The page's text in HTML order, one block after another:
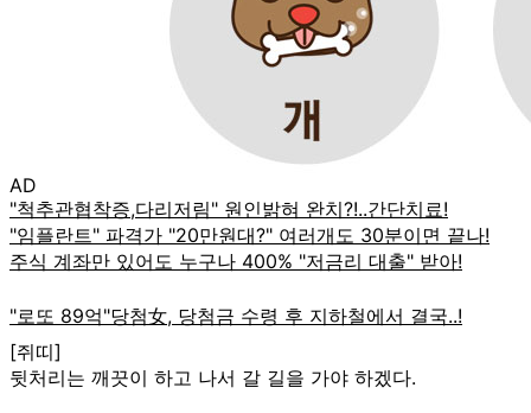
AD
[쥐띠]
뒷처리는 깨끗이 하고 나서 갈 길을 가야 하겠다.